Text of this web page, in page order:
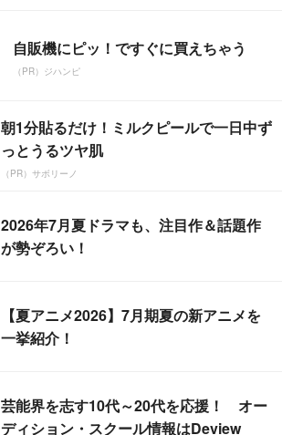
自販機にピッ！ですぐに買えちゃう
（PR）ジハンピ
朝1分貼るだけ！ミルクピールで一日中ず
っとうるツヤ肌
（PR）サボリーノ
2026年7月夏ドラマも、注目作＆話題作
が勢ぞろい！
【夏アニメ2026】7月期夏の新アニメを
一挙紹介！
芸能界を志す10代～20代を応援！ オー
ディション・スクール情報はDeview